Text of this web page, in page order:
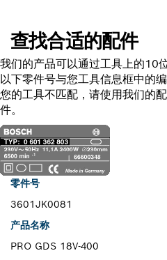
查找合适的配件
我们的产品可以通过工具上的10
以下零件号与您工具信息框中的
您的工具不匹配，请使用我们的
件。
零件号
3601JK0081
产品名称
PRO GDS 18V-400